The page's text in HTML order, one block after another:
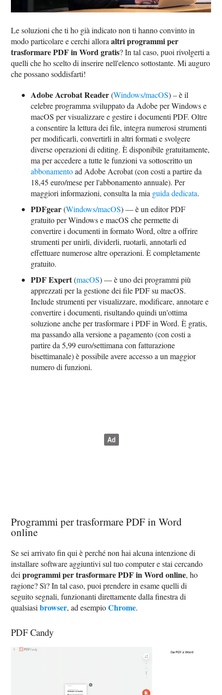
Le soluzioni che ti ho già indicato non ti hanno convinto in
modo particolare e cerchi alloraaltri programmi per
trasformare PDF in Word gratis? In tal caso, puoi rivolgerti a
quelli che ho scelto di inserire nell'elenco sottostante. Mi auguro
che possano soddisfarti!
Adobe Acrobat Reader(Windows/macOS) – è il
celebre programma sviluppato da Adobe per Windows e
macOS per visualizzare e gestire i documenti PDF. Oltre
a consentire la lettura dei file, integra numerosi strumenti
per modificarli, convertirli in altri formati e svolgere
diverse operazioni di editing. È disponibile gratuitamente,
ma per accedere a tutte le funzioni va sottoscritto un
abbonamentoad Adobe Acrobat (con costi a partire da
18,45 euro/mese per l'abbonamento annuale). Per
maggiori informazioni, consulta la mia guida dedicata.
PDFgear(Windows/macOS) — è un editor PDF
gratuito per Windows e macOS che permette di
convertire i documenti in formato Word, oltre a offrire
strumenti per unirli, dividerli, ruotarli, annotarli ed
effettuare numerose altre operazioni. È completamente
gratuito.
PDF Expert(macOS) — è uno dei programmi più
apprezzati per la gestione dei file PDF su macOS.
Include strumenti per visualizzare, modificare, annotare e
convertire i documenti, risultando quindi un'ottima
soluzione anche per trasformare i PDF in Word. È gratis,
ma passando alla versione a pagamento (con costi a
partire da 5,99 euro/settimana con fatturazione
bisettimanale) è possibile avere accesso a un maggior
numero di funzioni.
Programmi per trasformare PDF in Word
online
Se sei arrivato fin qui è perché non hai alcuna intenzione di
installare software aggiuntivi sul tuo computer e stai cercando
deiprogrammi per trasformare PDF in Word online, ho
ragione? Sì? In tal caso, puoi prendere in esame quelli di
seguito segnali, funzionanti direttamente dalla finestra di
qualsiasibrowser, ad esempioChrome.
PDF Candy